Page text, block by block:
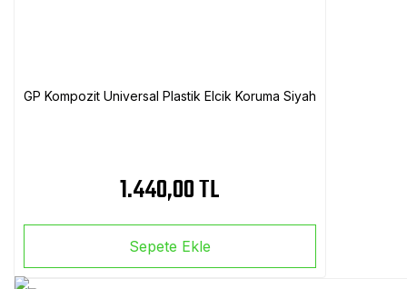
GP Kompozit Universal Plastik Elcik Koruma Siyah
1.440,00 TL
Sepete Ekle